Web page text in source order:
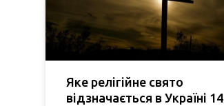
Яке релігійне свято
відзначається в Україні 14